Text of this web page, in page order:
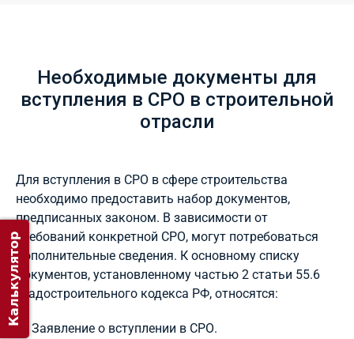
Необходимые документы для
вступления в СРО в строительной
отрасли
Для вступления в СРО в сфере строительства
необходимо предоставить набор документов,
предписанных законом. В зависимости от
требований конкретной СРО, могут потребоваться
дополнительные сведения. К основному списку
документов, установленному частью 2 статьи 55.6
Градостроительного кодекса РФ, относятся:
Заявление о вступлении в СРО.
Калькулятор